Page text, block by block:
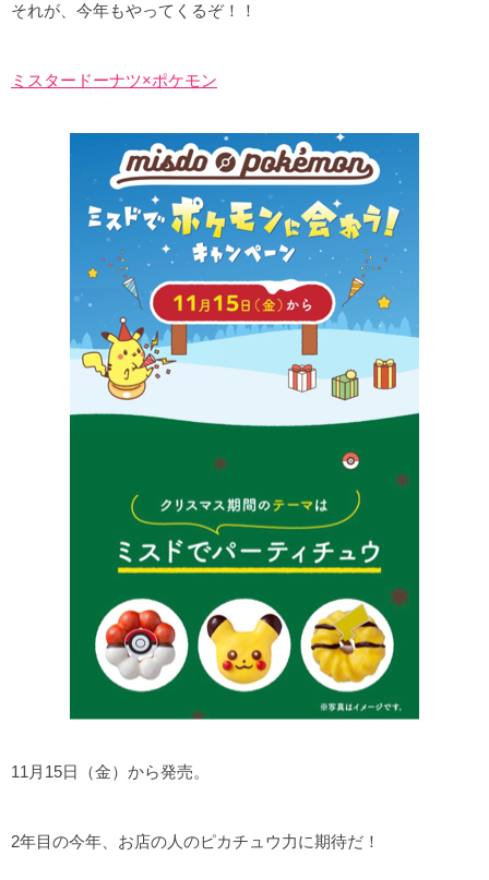
それが、今年もやってくるぞ！！
ミスタードーナツ×ポケモン
11月15日（金）から発売。
2年目の今年、お店の人のピカチュウ力に期待だ！